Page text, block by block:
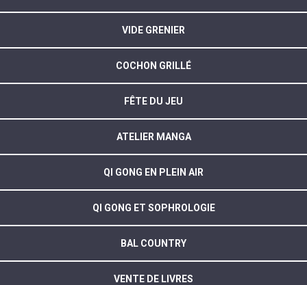
VIDE GRENIER
COCHON GRILLÉ
FÊTE DU JEU
ATELIER MANGA
QI GONG EN PLEIN AIR
QI GONG ET SOPHROLOGIE
BAL COUNTRY
VENTE DE LIVRES